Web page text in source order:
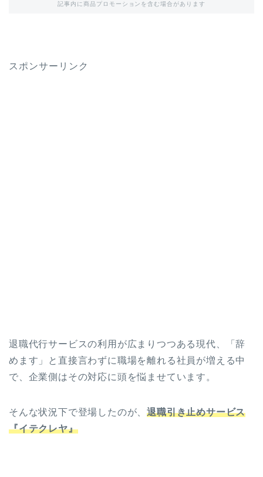
記事内に商品プロモーションを含む場合があります
スポンサーリンク
退職代行サービスの利用が広まりつつある現代、「辞
めます」と直接言わずに職場を離れる社員が増える中
で、企業側はその対応に頭を悩ませています。
そんな状況下で登場したのが、退職引き止めサービス
『イテクレヤ』